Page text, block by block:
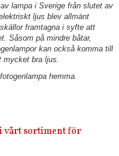
lampa i Sverige från slutet av
ljus blev allmänt
framtagna i syfte att
Såsom på mindre båtar,
kan också komma till
mycket bra ljus.
hemma.
vårt sortiment för